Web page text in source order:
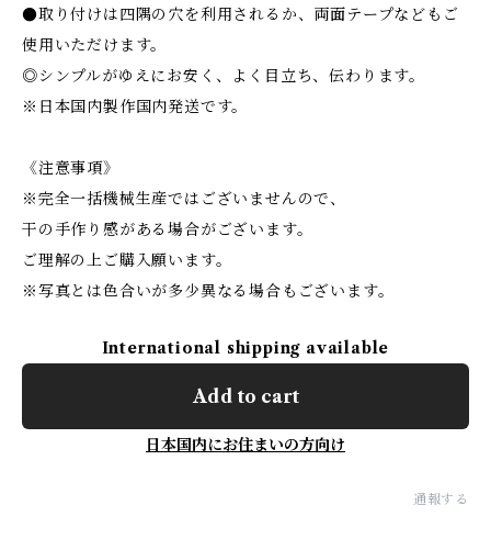
●取り付けは四隅の穴を利用されるか、両面テープなどもご
使用いただけます。
◎シンプルがゆえにお安く、よく目立ち、伝わります。
※日本国内製作国内発送です。
《注意事項》
※完全一括機械生産ではございませんので、
干の手作り感がある場合がございます。
ご理解の上ご購入願います。
※写真とは色合いが多少異なる場合もございます。
International shipping available
Add to cart
日本国内にお住まいの方向け
通報する